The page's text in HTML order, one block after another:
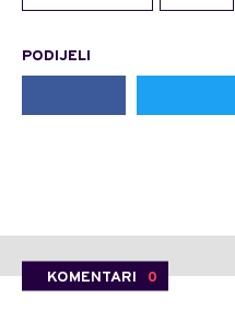
PODIJELI
KOMENTARI 0